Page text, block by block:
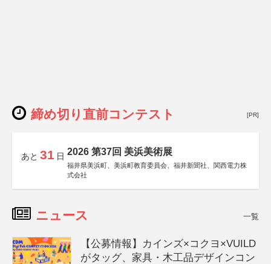
締め切り直前コンテスト [PR]
あと 31 日 2026 第37回 美浜美術展
福井県美浜町、美浜町教育委員会、福井新聞社、関西電力株
式会社
ニュース 一覧
【公募情報】カインズ×コクヨ×VUILD
がタッグ、家具・木工品デザインコン